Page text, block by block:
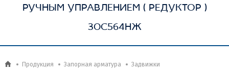
РУЧНЫМ УПРАВЛЕНИЕМ ( РЕДУКТОР )
30С564НЖ
Продукция Запорная арматура
Задвижки